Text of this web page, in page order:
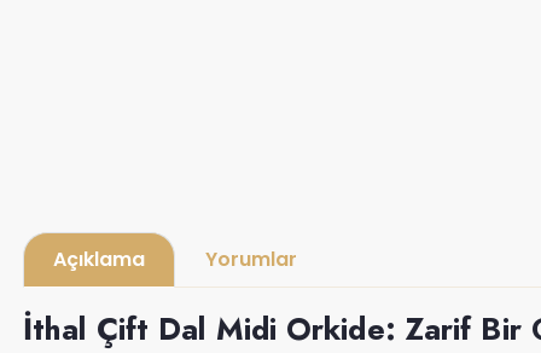
Açıklama Yorumlar
İthal Çift Dal Midi Orkide: Zarif Bir